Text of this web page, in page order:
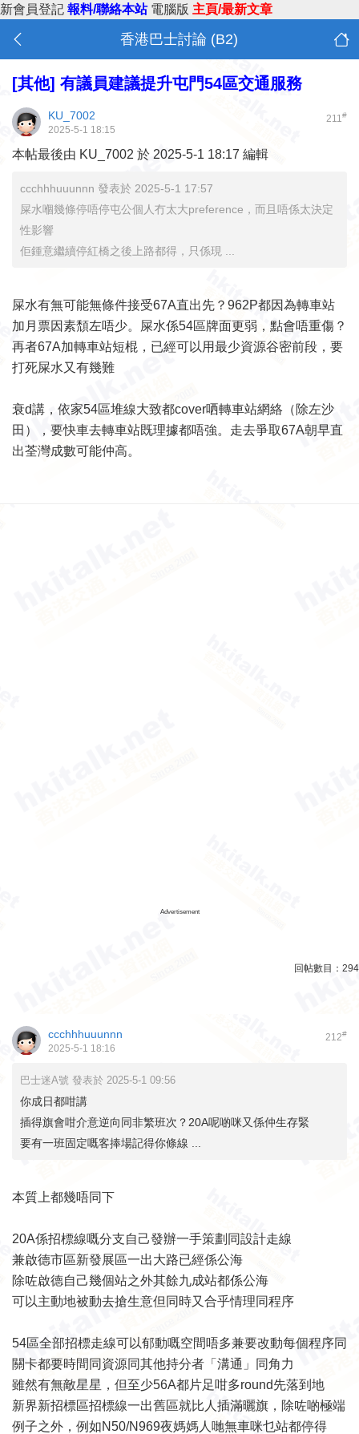
新會員登記 報料/聯絡本站 電腦版 主頁/最新文章
香港巴士討論 (B2)
[其他] 有議員建議提升屯門54區交通服務
211#
KU_7002
2025-5-1 18:15
本帖最後由 KU_7002 於 2025-5-1 18:17 編輯
ccchhhuuunnn 發表於 2025-5-1 17:57
屎水嗰幾條停唔停屯公個人冇太大preference，而且唔係太決定
性影響
佢鍾意繼續停紅橋之後上路都得，只係現 ...
屎水有無可能無條件接受67A直出先？962P都因為轉車站
加月票因素頹左唔少。屎水係54區牌面更弱，點會唔重傷？
再者67A加轉車站短棍，已經可以用最少資源谷密前段，要
打死屎水又有幾難
衰d講，依家54區堆線大致都cover哂轉車站網絡（除左沙
田），要快車去轉車站既理據都唔強。走去爭取67A朝早直
出荃灣成數可能仲高。
Advertisement
回帖數目： 294
212#
ccchhhuuunnn
2025-5-1 18:16
巴士迷A號 發表於 2025-5-1 09:56
你成日都咁講
插得旗會咁介意逆向同非繁班次？20A呢啲咪又係仲生存緊
要有一班固定嘅客捧場記得你條線 ...
本質上都幾唔同下
20A係招標線嘅分支自己發辦一手策劃同設計走線
兼啟德市區新發展區一出大路已經係公海
除咗啟德自己幾個站之外其餘九成站都係公海
可以主動地被動去搶生意但同時又合乎情理同程序
54區全部招標走線可以郁動嘅空間唔多兼要改動每個程序同
關卡都要時間同資源同其他持分者「溝通」同角力
雖然有無敵星星，但至少56A都片足咁多round先落到地
新界新招標區招標線一出舊區就比人插滿曬旗，除咗啲極端
例子之外，例如N50/N969夜媽媽人哋無車咪乜站都停得